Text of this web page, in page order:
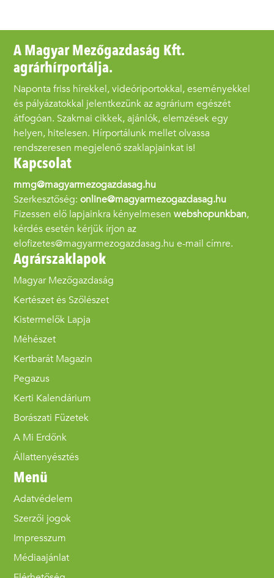
A Magyar Mezőgazdaság Kft.
agrárhírportálja.
Naponta friss hírekkel, videóriportokkal, eseményekkel
és pályázatokkal jelentkezünk az agrárium egészét
átfogóan. Szakmai cikkek, ajánlók, elemzések egy
helyen, hitelesen. Hírportálunk mellet olvassa
rendszeresen megjelenő szaklapjainkat is!
Kapcsolat
mmg@magyarmezogazdasag.hu
Szerkesztőség:online@magyarmezogazdasag.hu
Fizessen elő lapjainkra kényelmesenwebshopunkban,
kérdés esetén kérjük írjon az
elofizetes@magyarmezogazdasag.hu e-mail címre.
Agrárszaklapok
Magyar Mezőgazdaság
Kertészet és Szőlészet
Kistermelők Lapja
Méhészet
Kertbarát Magazin
Pegazus
Kerti Kalendárium
Borászati Füzetek
A Mi Erdőnk
Állattenyésztés
Menü
Adatvédelem
Szerzői jogok
Impresszum
Médiaajánlat